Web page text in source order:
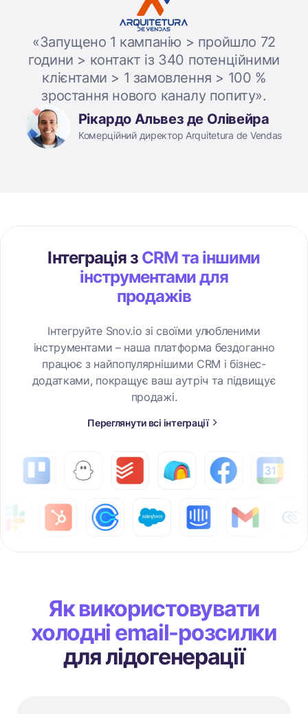
«Запущено 1 кампанію > пройшло 72
години > контакт із 340 потенційними
клієнтами > 1 замовлення > 100 %
зростання нового каналу попиту».
Рікардо Альвез де Олівейра
Комерційний директор Arquitetura de Vendas
Інтеграція з CRM та іншими
інструментами для
продажів
Інтегруйте Snov.io зі своїми улюбленими
інструментами – наша платформа бездоганно
працює з найпопулярнішими CRM і бізнес-
додатками, покращує ваш аутріч та підвищує
продажі.
Переглянути всі інтеграції
Як використовувати
холодні email-розсилки
для лідогенерації